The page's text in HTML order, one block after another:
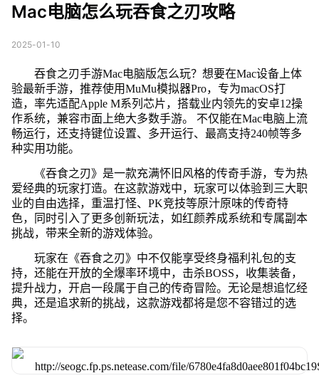
Mac电脑怎么玩吞食之刃攻略
2025-01-10
吞食之刃手游Mac电脑版怎么玩？想要在Mac设备上体
验最新手游，推荐使用MuMu模拟器Pro，专为macOS打
造，率先适配Apple M系列芯片，搭载业内领先的安卓12操
作系统，兼容市面上绝大多数手游。 不仅能在Mac电脑上流
畅运行，还支持键位设置、多开运行、最高支持240帧等多
种实用功能。
《吞食之刃》是一款充满怀旧风格的传奇手游，专为热
爱经典的玩家打造。在这款游戏中，玩家可以体验到三大职
业的自由选择，重温打怪、PK竞技等原汁原味的传奇特
色，同时引入了更多创新玩法，如红颜养成系统和专属副本
挑战，带来全新的游戏体验。
玩家在《吞食之刃》中不仅能享受终身福利礼包的支
持，还能在开放的全爆率环境中，击杀BOSS，收集装备，
提升战力，开启一段属于自己的传奇冒险。无论是想追忆经
典，还是追求新的挑战，这款游戏都将是您不容错过的选
择。